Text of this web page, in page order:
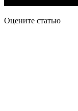
Оцените статью